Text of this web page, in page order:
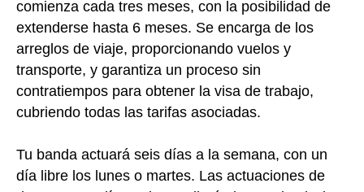
comienza cada tres meses, con la posibilidad de
extenderse hasta 6 meses. Se encarga de los
arreglos de viaje, proporcionando vuelos y
transporte, y garantiza un proceso sin
contratiempos para obtener la visa de trabajo,
cubriendo todas las tarifas asociadas.
Tu banda actuará seis días a la semana, con un
día libre los lunes o martes. Las actuaciones de